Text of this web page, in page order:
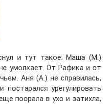
и тут такое: Маша (М.)
умолкает. От Рафика и от
Аня (А.) не справилась,
урегулировать
поорала в ухо и затихла,